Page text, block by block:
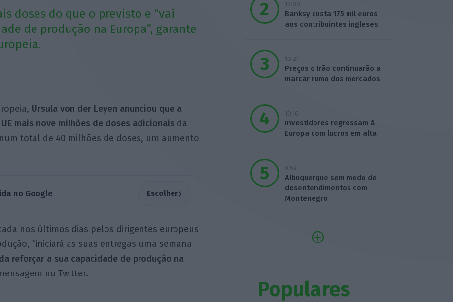
doses do que o previsto e “vai
de produção na Europa”, garante
Ursula von der Leyen anunciou que a
mais nove milhões de doses adicionais da
total de 40 milhões de doses, um aumento
no Google Escolher›
nos últimos dias pelos dirigentes europeus
“iniciará as suas entregas uma semana
reforçar a sua capacidade de produção na
no Twitter.
12:00
Banksy custa 175 mil euros
aos contribuintes ingleses
10:21
Preços o Irão continuarão a
marcar rumo dos mercados
10:10
Investidores regressam à
Europa com lucros em alta
9:59
Albuquerque sem medo de
desentendimentos com
Montenegro
Populares